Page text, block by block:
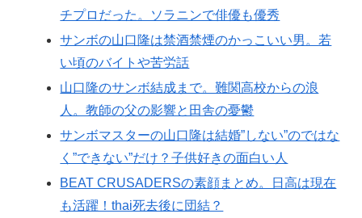
チプロだった。ソラニンで俳優も優秀
サンボの山口隆は禁酒禁煙のかっこいい男。若
い頃のバイトや苦労話
山口隆のサンボ結成まで。難関高校からの浪
人。教師の父の影響と田舎の憂鬱
サンボマスターの山口隆は結婚”しない”のではな
く”できない”だけ？子供好きの面白い人
BEAT CRUSADERSの素顔まとめ。日高は現在
も活躍！thai死去後に団結？